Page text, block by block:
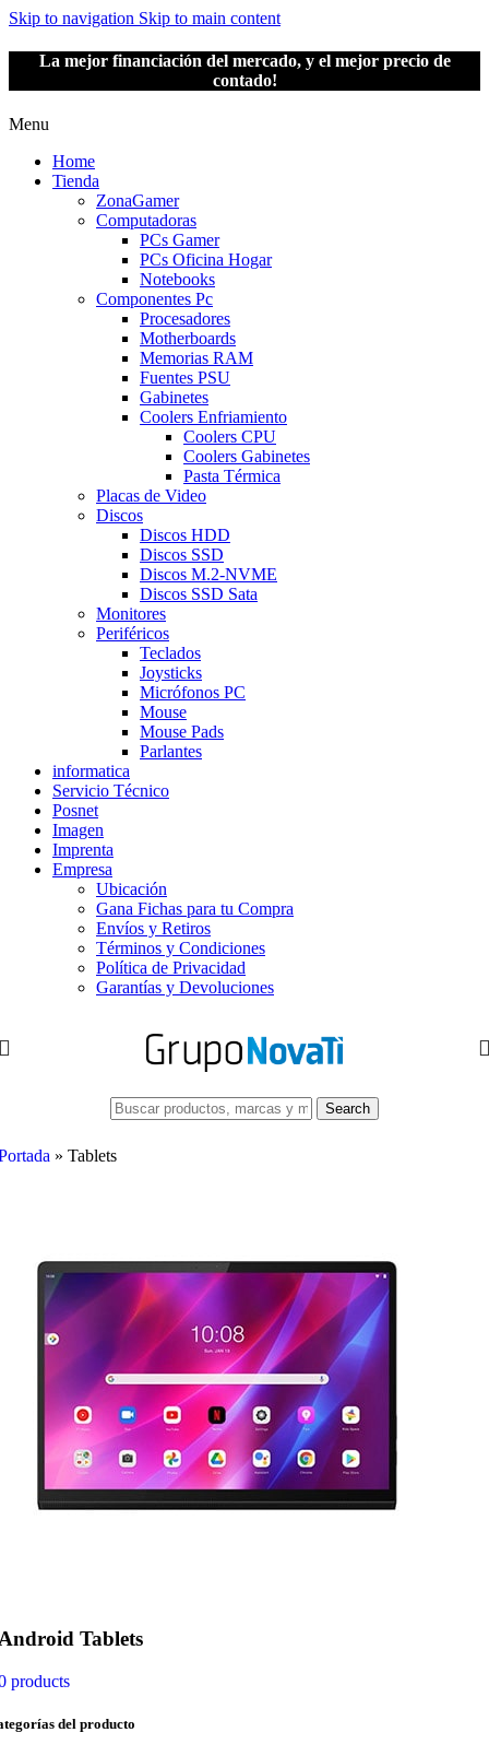
Skip to navigation Skip to main content
La mejor financiación del mercado, y el mejor precio de
contado!
Menu
Home
Tienda
ZonaGamer
Computadoras
PCs Gamer
PCs Oficina Hogar
Notebooks
Componentes Pc
Procesadores
Motherboards
Memorias RAM
Fuentes PSU
Gabinetes
Coolers Enfriamiento
Coolers CPU
Coolers Gabinetes
Pasta Térmica
Placas de Video
Discos
Discos HDD
Discos SSD
Discos M.2-NVME
Discos SSD Sata
Monitores
Periféricos
Teclados
Joysticks
Micrófonos PC
Mouse
Mouse Pads
Parlantes
informatica
Servicio Técnico
Posnet
Imagen
Imprenta
Empresa
Ubicación
Gana Fichas para tu Compra
Envíos y Retiros
Términos y Condiciones
Política de Privacidad
Garantías y Devoluciones
Search
» Tablets
Tablets
products
del producto